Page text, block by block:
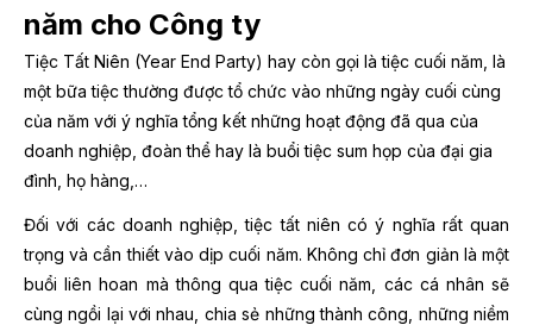
năm cho Công ty
Tiệc Tất Niên (Year End Party) hay còn gọi là tiệc cuối năm, là
một bữa tiệc thường được tổ chức vào những ngày cuối cùng
của năm với ý nghĩa tổng kết những hoạt động đã qua của
doanh nghiệp, đoàn thể hay là buổi tiệc sum họp của đại gia
đình, họ hàng,…
Đối với các doanh nghiệp, tiệc tất niên có ý nghĩa rất quan
trọng và cần thiết vào dịp cuối năm. Không chỉ đơn giản là một
buổi liên hoan mà thông qua tiệc cuối năm, các cá nhân sẽ
cùng ngồi lại với nhau, chia sẻ những thành công, những niềm